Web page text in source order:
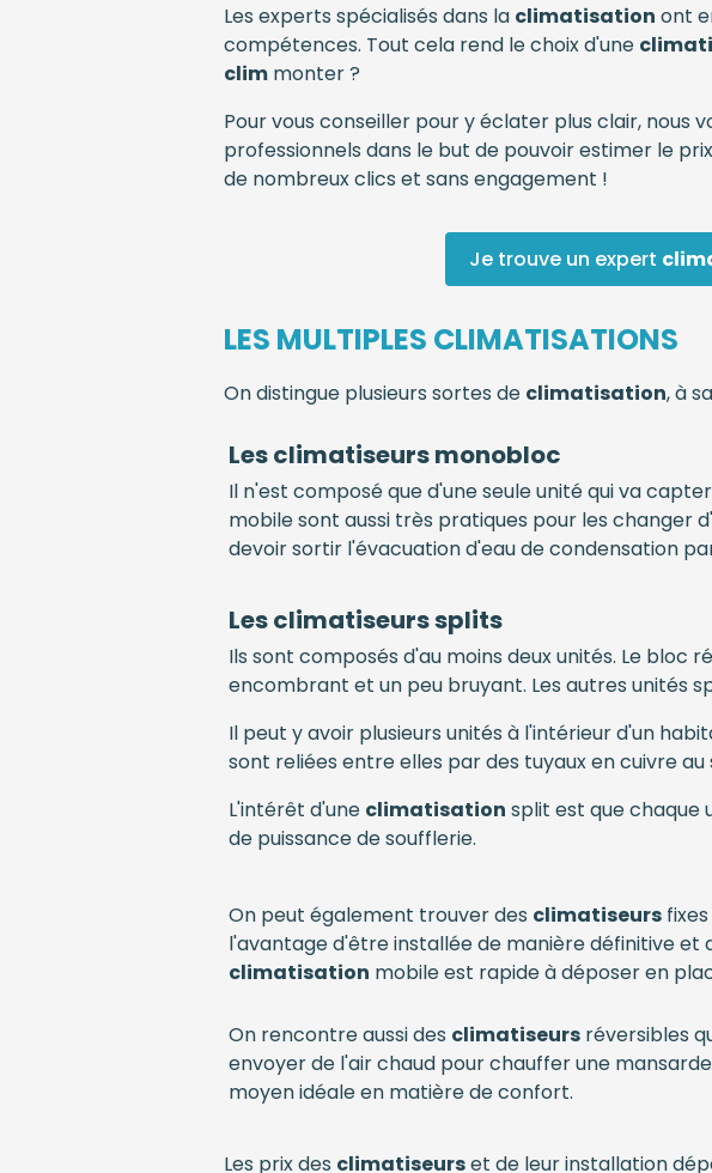
Les experts spécialisés dans la climatisation ont
compétences. Tout cela rend le choix d'une
clim monter ?
Pour vous conseiller pour y éclater plus clair, nous
professionnels dans le but de pouvoir estimer le
de nombreux clics et sans engagement !
Je trouve un expert
LES MULTIPLES CLIMATISATIONS
On distingue plusieurs sortes de climatisation, à
Les climatiseurs monobloc
Il n'est composé que d'une seule unité qui va
mobile sont aussi très pratiques pour les
devoir sortir l'évacuation d'eau de condensation
Les climatiseurs splits
Ils sont composés d'au moins deux unités. Le
encombrant et un peu bruyant. Les autres unités
Il peut y avoir plusieurs unités à l'intérieur d'un
sont reliées entre elles par des tuyaux en cuivre
L'intérêt d'une climatisation split est que chaque
de puissance de soufflerie.
On peut également trouver des climatiseurs
l'avantage d'être installée de manière définitive et
climatisation mobile est rapide à déposer en
On rencontre aussi des climatiseurs réversibles
envoyer de l'air chaud pour chauffer une
moyen idéale en matière de confort.
Les prix des climatiseurset de leur installation